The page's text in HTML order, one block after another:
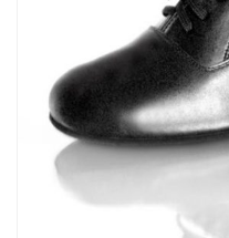
Tango
Flamenco
Wizytowe
Gdzie można kupić nasze buty?
Kontakt